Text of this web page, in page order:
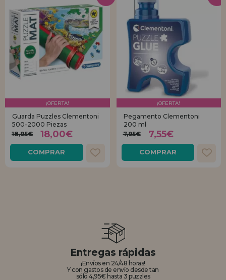
¡OFERTA!
Guarda Puzzles Clementoni
500-2000 Piezas
18,95€
18,00€
COMPRAR
¡OFERTA!
Pegamento Clementoni
200 ml
7,95€
7,55€
COMPRAR
Entregas rápidas
¡Envíos en 24/48 horas!
Y con gastos de envío desde tan
sólo 4,95€ hasta 3 puzzles